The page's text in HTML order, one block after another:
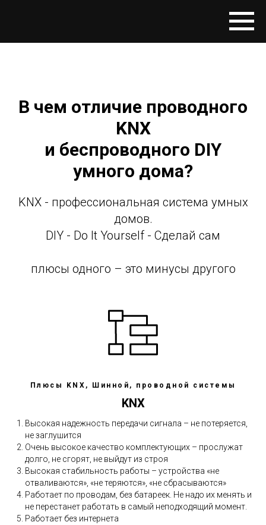
В чем отличие проводного
KNX
и беспроводного DIY
умного дома?
KNX - профессиональная система умных
домов.
DIY - Do It Yourself - Сделай сам
плюсы одного – это минусы другого
Плюсы KNX, Шинной, проводной системы
KNX
Высокая надежность передачи сигнала – не потеряется,
не заглушится
Очень высокое качество комплектующих – прослужат
долго, не сгорят, не выйдут из строя
Высокая стабильность работы – устройства «не
отваливаются», «не теряются», «не сбрасываются»
Работает по проводам, без батареек. Не надо их менять и
не перестанет работать в самый неподходящий момент.
Работает без интернета